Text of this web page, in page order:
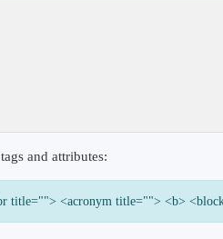
and attributes:
title=""> <acronym title=""> <b>